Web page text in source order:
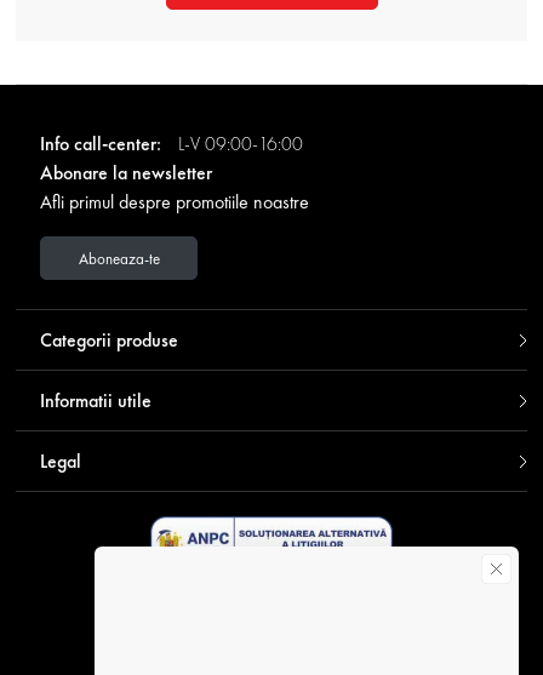
Info call-center:
L-V 09:00-16:00
Abonare la newsletter
Afli primul despre promotiile noastre
Aboneaza-te
Categorii produse
Informatii utile
Legal